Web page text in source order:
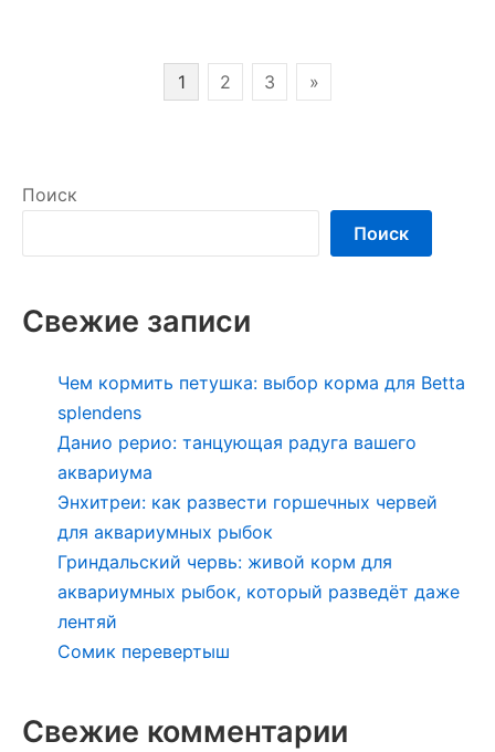
Пагинация1 2 3 »
Поиск
Поиск
Свежие записи
Чем кормить петушка: выбор корма для Betta
splendens
Данио рерио: танцующая радуга вашего
аквариума
Энхитреи: как развести горшечных червей
для аквариумных рыбок
Гриндальский червь: живой корм для
аквариумных рыбок, который разведёт даже
лентяй
Сомик перевертыш
Свежие комментарии